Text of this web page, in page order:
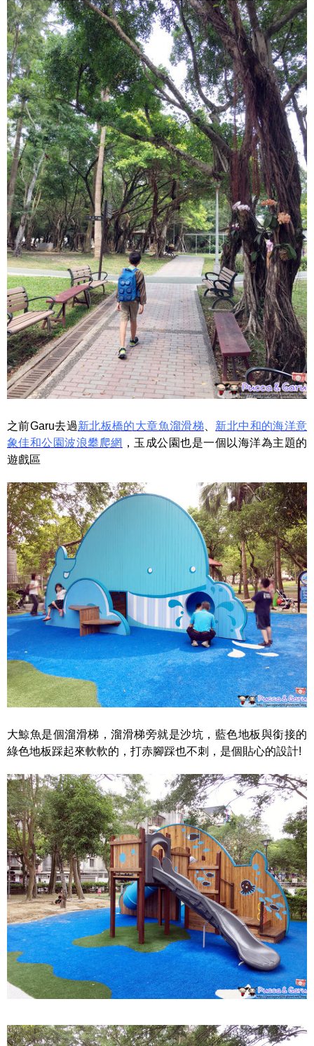
之前Garu去過新北板橋的大章魚溜滑梯
新北中和的海洋意
象佳和公園波浪攀爬網 ，玉成公園也是一個以海洋為主題的
遊戲區
大鯨魚是個溜滑梯，溜滑梯旁就是沙坑，藍色地板與銜接的
綠色地板踩起來軟軟的，打赤腳踩也不刺，是個貼心的設計!